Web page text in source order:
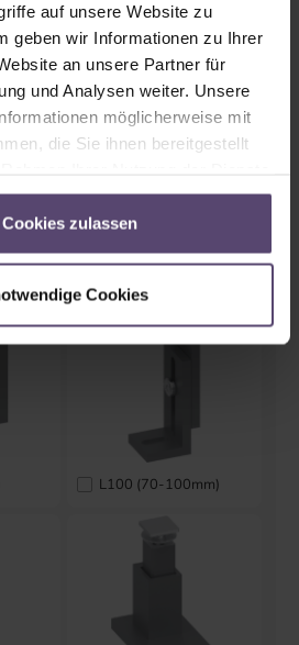
auf unsere Website zu
geben wir Informationen zu Ihrer
an unsere Partner für
und Analysen weiter. Unsere
möglicherweise mit
die Sie ihnen bereitgestellt
zulassen
Cookies
L100 (70-100mm)